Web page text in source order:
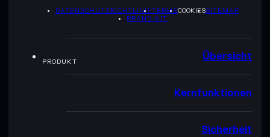
DATENSCHUTZRICHTLINIETERMSCOOKIESSITEMAP
BRAND-KIT
PRODUKT Übersicht
Kernfunktionen
Sicherheit